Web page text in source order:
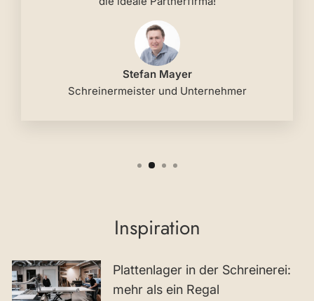
Stefan Mayer
Schreinermeister und Unternehmer
Inspiration
Plattenlager in der Schreinerei:
mehr als ein Regal